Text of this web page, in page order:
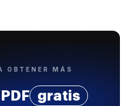
OBTENER MÁS
gratis